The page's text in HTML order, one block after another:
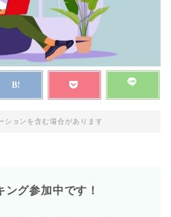
ションを含む場合があります
ング参加中です！